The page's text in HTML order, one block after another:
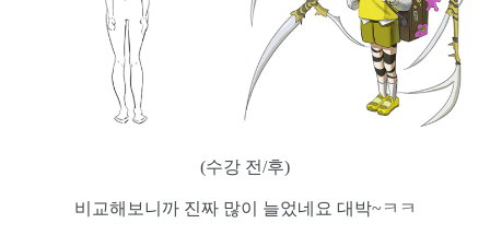
(수강 전/후)
비교해보니까 진짜 많이 늘었네요 대박~ㅋㅋ